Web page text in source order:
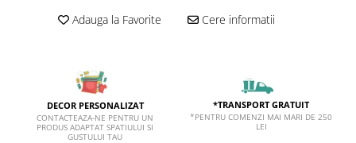
Adauga la Favorite Cere informatii
DECOR PERSONALIZAT
CONTACTEAZA-NE PENTRU UN
PRODUS ADAPTAT SPATIULUI SI
GUSTULUI TAU
*TRANSPORT GRATUIT
*PENTRU COMENZI MAI MARI DE 250
LEI